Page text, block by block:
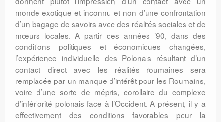
monde exotique et inconnu et non d’une confrontation
d’un bagage de savoirs avec des réalités sociales et de
mœurs locales. A partir des années ’90, dans des
conditions politiques et économiques chan­gées,
l’expérience individuelle des Polonais résultant d’un
contact direct avec les réalités roumaines sera
remplacée par un manque d’intérêt pour les Roumains,
voire d’une sorte de mépris, corollaire du complexe
d’infériorité polonais face à l’Occident. A présent, il y a
effectivement des conditions favorables pour la